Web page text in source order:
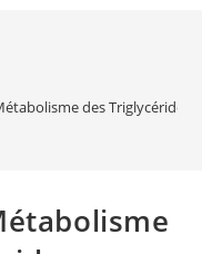
des Triglycérides